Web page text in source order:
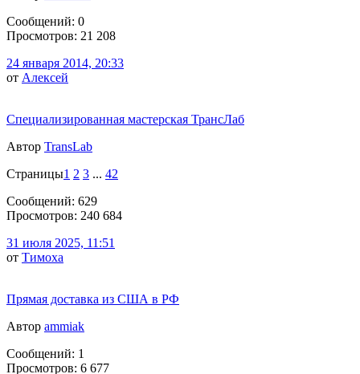
Сообщений: 0
Просмотров: 21 208
24 января 2014, 20:33
от Алексей
Специализированная мастерская ТрансЛаб
Автор TransLab
Страницы1 2 3 ... 42
Сообщений: 629
Просмотров: 240 684
31 июля 2025, 11:51
от Тимоха
Прямая доставка из США в РФ
Автор ammiak
Сообщений: 1
Просмотров: 6 677